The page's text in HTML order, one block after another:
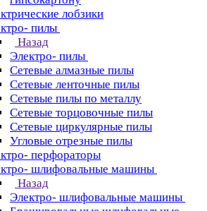
лобзики
пилы
Назад
Электро- пилы
Сетевые алмазные пилы
Сетевые ленточные пилы
Сетевые пилы по металлу
Сетевые торцовочные пилы
Сетевые циркулярные пилы
Угловые отрезные пилы
перфораторы
шлифовальные машины
Назад
Электро- шлифовальные машины